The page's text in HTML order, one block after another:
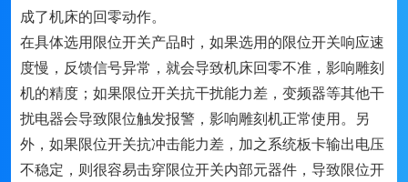
成了机床的回零动作。
在具体选用限位开关产品时，如果选用的限位开关响应速
度慢，反馈信号异常，就会导致机床回零不准，影响雕刻
机的精度；如果限位开关抗干扰能力差，变频器等其他干
扰电器会导致限位触发报警，影响雕刻机正常使用。另
外，如果限位开关抗冲击能力差，加之系统板卡输出电压
不稳定，则很容易击穿限位开关内部元器件，导致限位开